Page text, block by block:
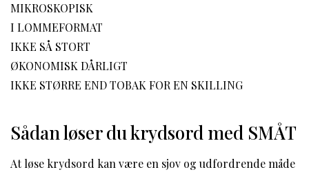
MIKROSKOPISK
I LOMMEFORMAT
IKKE SÅ STORT
ØKONOMISK DÅRLIGT
IKKE STØRRE END TOBAK FOR EN SKILLING
Sådan løser du krydsord med SMÅT
At løse krydsord kan være en sjov og udfordrende måde